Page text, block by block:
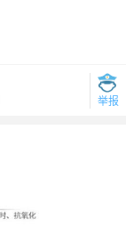
举报